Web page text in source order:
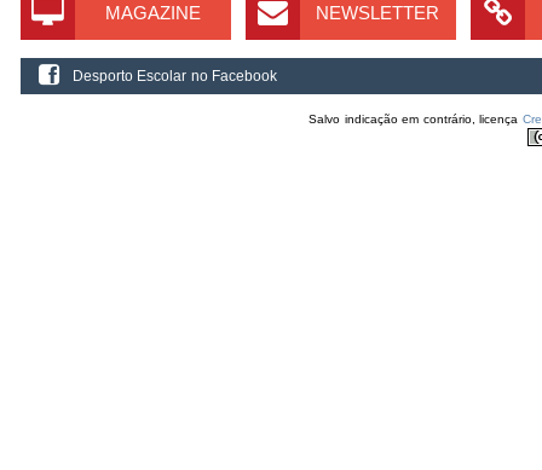
MAGAZINE NEWSLETTER
Desporto Escolar no Facebook
Salvo indicação em contrário, licença